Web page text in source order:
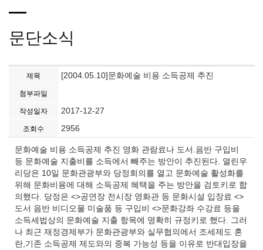
문단소식
제목 [2004.05.10]문화예술 비용 소득공제 추진
첨부파일
작성일자 2017-12-27
조회수 2956
문화예술 비용 소득공제 추진 영화 관람료나 도서.음반 구입비
등 문화예술 지출비를 소득에서 빼주는 방안이 추진된다. 열린우
리당은 10일 문화관광부와 당정회의를 열고 문화예술 활성화를
위해 문화비용에 대해 소득공제 혜택을 주는 방안을 검토키로 합
의했다. 당정은 <>공연장 전시장 영화관 등 문화시설 입장료 <>
도서 음반 비디오물 미술품 등 구입비 <>문화강좌 수강료 등을
소득세법상의 문화예술 지출 항목에 명확히 규정키로 했다. 그러
나 최근 재정경제부가 문화관광부와 실무협의에서 조세제도 혼
란,기존 소득공제 제도와의 중복 가능성 등을 이유로 반대입장을